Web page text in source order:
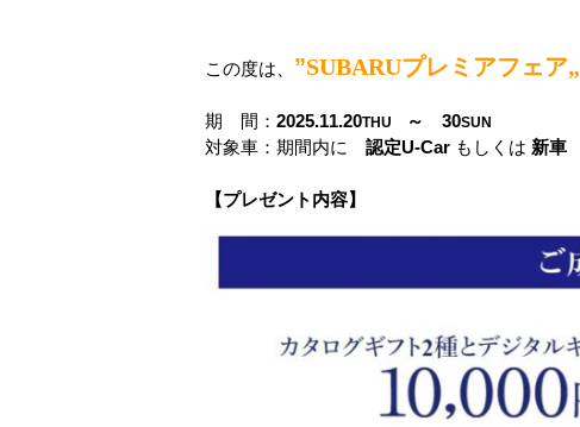
この度は、 ”SUBARUプレミアフェア„
期 間： 2025.11.20THU ～ 30SUN
対象車：期間内に 認定U-Car もしくは 新車
【プレゼント内容】